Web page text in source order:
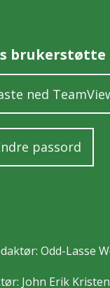
brukerstøtte
ned
passord
Odd-Lasse
John Erik